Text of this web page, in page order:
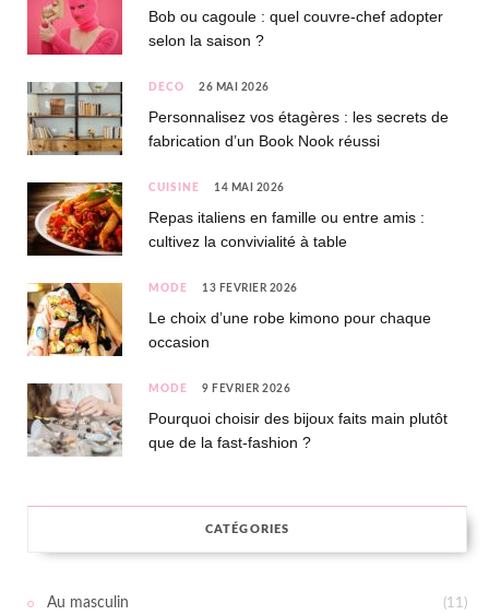
Bob ou cagoule : quel couvre-chef adopter
selon la saison ?
DÉCO 26 MAI 2026
Personnalisez vos étagères : les secrets de
fabrication d’un Book Nook réussi
CUISINE 14 MAI 2026
Repas italiens en famille ou entre amis :
cultivez la convivialité à table
MODE 13 FÉVRIER 2026
Le choix d’une robe kimono pour chaque
occasion
MODE 9 FÉVRIER 2026
Pourquoi choisir des bijoux faits main plutôt
que de la fast-fashion ?
CATÉGORIES
Au masculin (11)